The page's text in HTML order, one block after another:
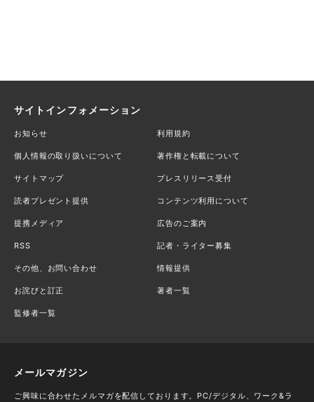
サイトインフォメーション
お知らせ 利用規約
個人情報の取り扱いについて 著作権と転載について
サイトマップ プレスリリース受付
読者プレゼント提供 コンテンツ利用について
提携メディア 広告のご案内
RSS 記者・ライター募集
その他、お問い合わせ 情報提供
お詫びと訂正 著者一覧
監修者一覧
メールマガジン
ご興味に合わせたメルマガを配信しております。PC/デジタル、ワーク&ラ